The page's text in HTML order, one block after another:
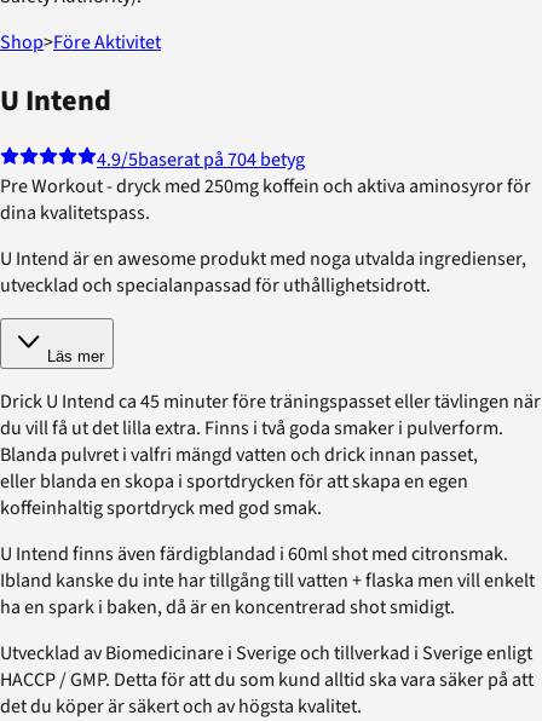
Shop>Före Aktivitet
U Intend
4.9/5baserat på 704 betyg
Pre Workout - dryck med 250mg koffein och aktiva aminosyror för
dina kvalitetspass.
U Intend är en awesome produkt med noga utvalda ingredienser,
utvecklad och specialanpassad för uthållighetsidrott.
Läs mer
Drick U Intend ca 45 minuter före träningspasset eller tävlingen när
du vill få ut det lilla extra. Finns i två goda smaker i pulverform.
Blanda pulvret i valfri mängd vatten och drick innan passet,
eller blanda en skopa i sportdrycken för att skapa en egen
koffeinhaltig sportdryck med god smak.
U Intend finns även färdigblandad i 60ml shot med citronsmak.
Ibland kanske du inte har tillgång till vatten + flaska men vill enkelt
ha en spark i baken, då är en koncentrerad shot smidigt.
Utvecklad av Biomedicinare i Sverige och tillverkad i Sverige enligt
HACCP / GMP. Detta för att du som kund alltid ska vara säker på att
det du köper är säkert och av högsta kvalitet.